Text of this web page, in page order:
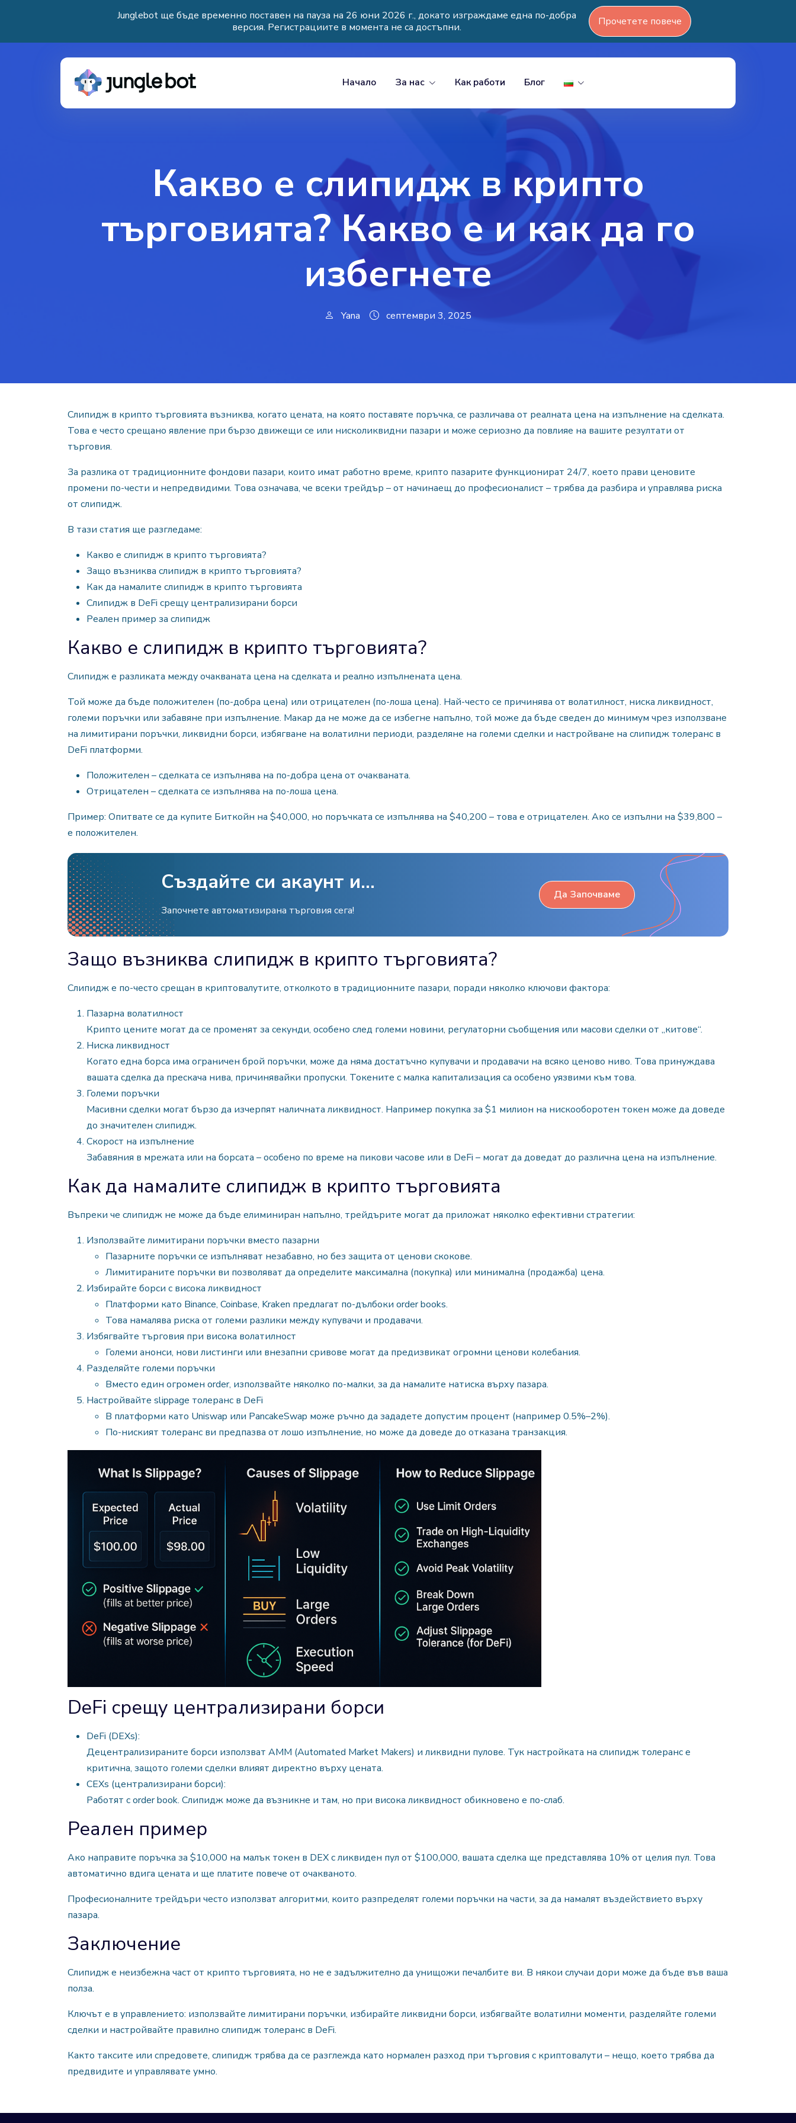
Junglebot ще бъде временно поставен на пауза на 26 юни 2026 г., докато изграждаме една по-добра
версия. Регистрациите в момента не са достъпни.
Прочетете повече
Начало За нас Как работи Блог
Какво е слипидж в крипто
търговията? Какво е и как да го
избегнете
Yana септември 3, 2025
Слипидж в крипто търговията възниква, когато цената, на която поставяте поръчка, се различава от реалната цена на изпълнение на сделката.
Това е често срещано явление при бързо движещи се или нисколиквидни пазари и може сериозно да повлияе на вашите резултати от
търговия.
За разлика от традиционните фондови пазари, които имат работно време, крипто пазарите функционират 24/7, което прави ценовите
промени по-чести и непредвидими. Това означава, че всеки трейдър – от начинаещ до професионалист – трябва да разбира и управлява риска
от слипидж.
В тази статия ще разгледаме:
Какво е слипидж в крипто търговията?
Защо възниква слипидж в крипто търговията?
Как да намалите слипидж в крипто търговията
Слипидж в DeFi срещу централизирани борси
Реален пример за слипидж
Какво е слипидж в крипто търговията?
Слипидж е разликата между очакваната цена на сделката и реално изпълнената цена.
Той може да бъде положителен (по-добра цена) или отрицателен (по-лоша цена). Най-често се причинява от волатилност, ниска ликвидност,
големи поръчки или забавяне при изпълнение. Макар да не може да се избегне напълно, той може да бъде сведен до минимум чрез използване
на лимитирани поръчки, ликвидни борси, избягване на волатилни периоди, разделяне на големи сделки и настройване на слипидж толеранс в
DeFi платформи.
Положителен – сделката се изпълнява на по-добра цена от очакваната.
Отрицателен – сделката се изпълнява на по-лоша цена.
Пример: Опитвате се да купите Биткойн на $40,000, но поръчката се изпълнява на $40,200 – това е отрицателен. Ако се изпълни на $39,800 –
е положителен.
Създайте си акаунт и...
Започнете автоматизирана търговия сега!
Да Започваме
Защо възниква слипидж в крипто търговията?
Слипидж е по-често срещан в криптовалутите, отколкото в традиционните пазари, поради няколко ключови фактора:
Пазарна волатилност
Крипто цените могат да се променят за секунди, особено след големи новини, регулаторни съобщения или масови сделки от „китове“.
Ниска ликвидност
Когато една борса има ограничен брой поръчки, може да няма достатъчно купувачи и продавачи на всяко ценово ниво. Това принуждава
вашата сделка да прескача нива, причинявайки пропуски. Токените с малка капитализация са особено уязвими към това.
Големи поръчки
Масивни сделки могат бързо да изчерпят наличната ликвидност. Например покупка за $1 милион на нискооборотен токен може да доведе
до значителен слипидж.
Скорост на изпълнение
Забавяния в мрежата или на борсата – особено по време на пикови часове или в DeFi – могат да доведат до различна цена на изпълнение.
Как да намалите слипидж в крипто търговията
Въпреки че слипидж не може да бъде елиминиран напълно, трейдърите могат да приложат няколко ефективни стратегии:
Използвайте лимитирани поръчки вместо пазарни
Пазарните поръчки се изпълняват незабавно, но без защита от ценови скокове.
Лимитираните поръчки ви позволяват да определите максимална (покупка) или минимална (продажба) цена.
Избирайте борси с висока ликвидност
Платформи като Binance, Coinbase, Kraken предлагат по-дълбоки order books.
Това намалява риска от големи разлики между купувачи и продавачи.
Избягвайте търговия при висока волатилност
Големи анонси, нови листинги или внезапни сривове могат да предизвикат огромни ценови колебания.
Разделяйте големи поръчки
Вместо един огромен order, използвайте няколко по-малки, за да намалите натиска върху пазара.
Настройвайте slippage толеранс в DeFi
В платформи като Uniswap или PancakeSwap може ръчно да зададете допустим процент (например 0.5%–2%).
По-ниският толеранс ви предпазва от лошо изпълнение, но може да доведе до отказана транзакция.
DeFi срещу централизирани борси
DeFi (DEXs):
Децентрализираните борси използват AMM (Automated Market Makers) и ликвидни пулове. Тук настройката на слипидж толеранс е
критична, защото големи сделки влияят директно върху цената.
CEXs (централизирани борси):
Работят с order book. Слипидж може да възникне и там, но при висока ликвидност обикновено е по-слаб.
Реален пример
Ако направите поръчка за $10,000 на малък токен в DEX с ликвиден пул от $100,000, вашата сделка ще представлява 10% от целия пул. Това
автоматично вдига цената и ще платите повече от очакваното.
Професионалните трейдъри често използват алгоритми, които разпределят големи поръчки на части, за да намалят въздействието върху
пазара.
Заключение
Слипидж е неизбежна част от крипто търговията, но не е задължително да унищожи печалбите ви. В някои случаи дори може да бъде във ваша
полза.
Ключът е в управлението: използвайте лимитирани поръчки, избирайте ликвидни борси, избягвайте волатилни моменти, разделяйте големи
сделки и настройвайте правилно слипидж толеранс в DeFi.
Както таксите или спредовете, слипидж трябва да се разглежда като нормален разход при търговия с криптовалути – нещо, което трябва да
предвидите и управлявате умно.